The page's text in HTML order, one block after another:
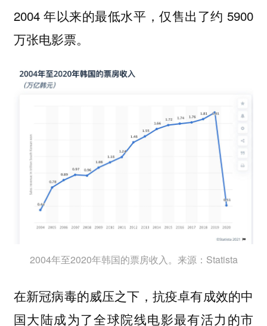
2004 年以来的最低水平，仅售出了约 5900
万张电影票。
2004年至2020年韩国的票房收入。来源：Statista
在新冠病毒的威压之下，抗疫卓有成效的中
国大陆成为了全球院线电影最有活力的市